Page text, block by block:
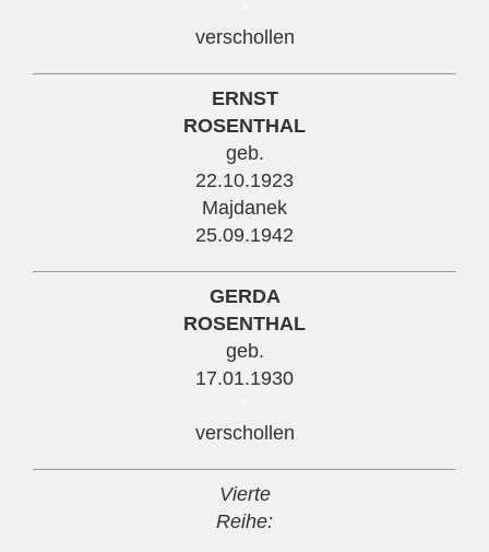
verschollen
ERNST
ROSENTHAL
geb.
22.10.1923
Majdanek
25.09.1942
GERDA
ROSENTHAL
geb.
17.01.1930
verschollen
Vierte
Reihe: